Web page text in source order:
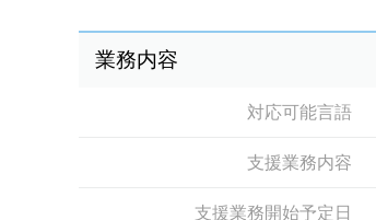
業務内容
対応可能言語
支援業務内容
支援業務開始予定日